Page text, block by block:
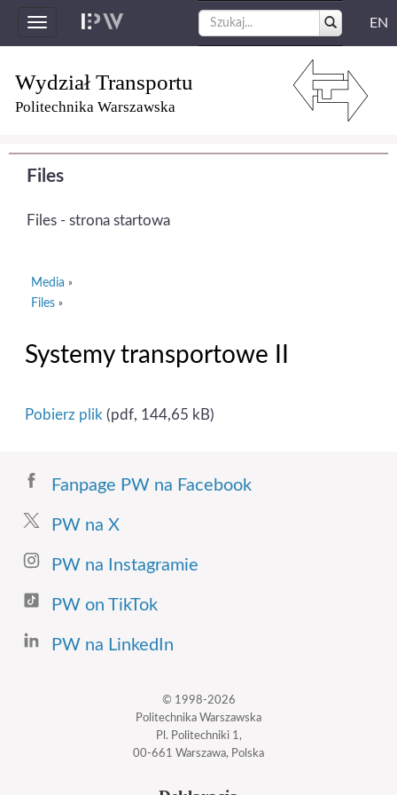
Toggle
navigation
EN
Wydział Transportu
Politechnika Warszawska
Files
Files - strona startowa
Media »
Files »
Systemy transportowe II
Pobierz plik (pdf, 144,65 kB)
Fanpage PW na Facebook
PW na X
PW na Instagramie
PW on TikTok
PW na LinkedIn
© 1998-2026
Politechnika Warszawska
Pl. Politechniki 1,
00-661 Warszawa, Polska